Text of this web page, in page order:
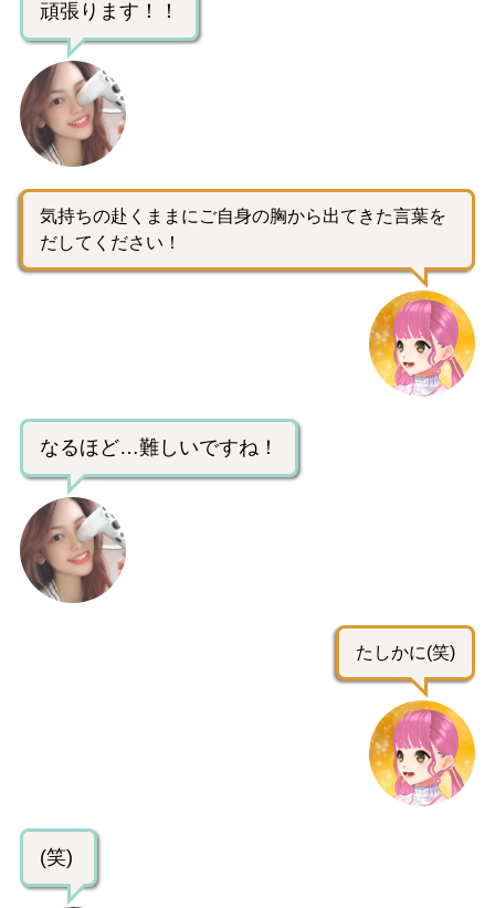
頑張ります！！
気持ちの赴くままにご自身の胸から出てきた言葉を
だしてください！
なるほど…難しいですね！
たしかに(笑)
(笑)